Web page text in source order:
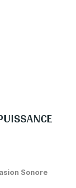
Sonore